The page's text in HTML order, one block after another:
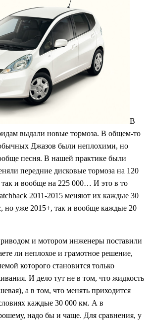
В
выдали новые тормоза. В общем-то
Джазов были неплохими, но
песня. В нашей практике были
передние дисковые тормоза на 120
так и вообще на 225 000… И это в то
2011-2015 меняют их каждые 30
но уже 2015+, так и вообще каждые 20
и мотором инженеры поставили
ли неплохое и грамотное решение,
которого становится только
И дело тут не в том, что жидкость
а в том, что менять приходится
каждые 30 000 км. А в
надо бы и чаще. Для сравнения, у